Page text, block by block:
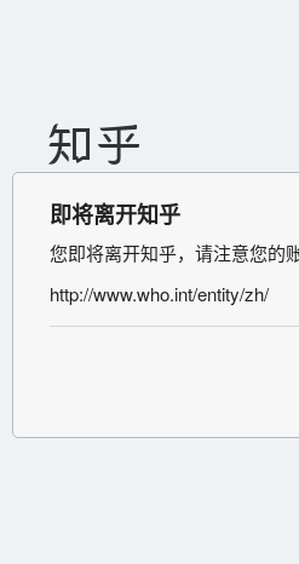
即将离开知乎
您即将离开知乎，请注意您的
http://www.who.int/entity/zh/